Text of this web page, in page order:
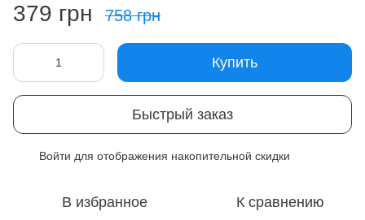
379 грн 758 грн
Купить
Быстрый заказ
Войти для отображения накопительной скидки
В избранное К сравнению